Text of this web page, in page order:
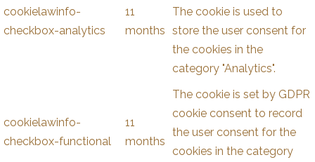
cookielawinfo-
checkbox-analytics
11
months
The cookie is used to
store the user consent for
the cookies in the
category "Analytics".
cookielawinfo-
checkbox-functional
11
months
The cookie is set by GDPR
cookie consent to record
the user consent for the
cookies in the category